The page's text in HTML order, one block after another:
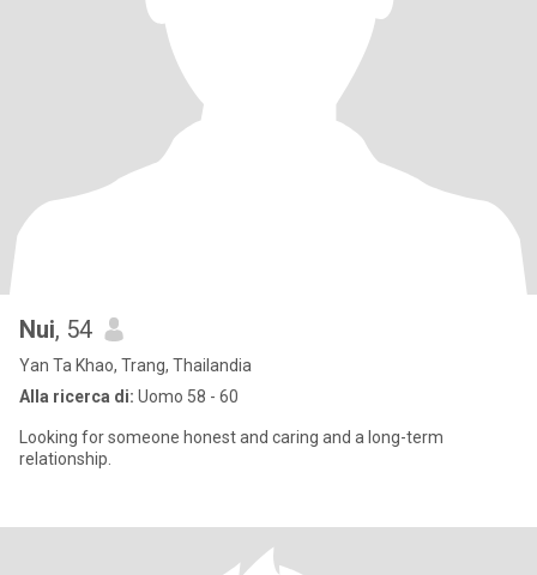
Nui, 54
Yan Ta Khao, Trang, Thailandia
Alla ricerca di: Uomo 58 - 60
Looking for someone honest and caring and a long-term
relationship.